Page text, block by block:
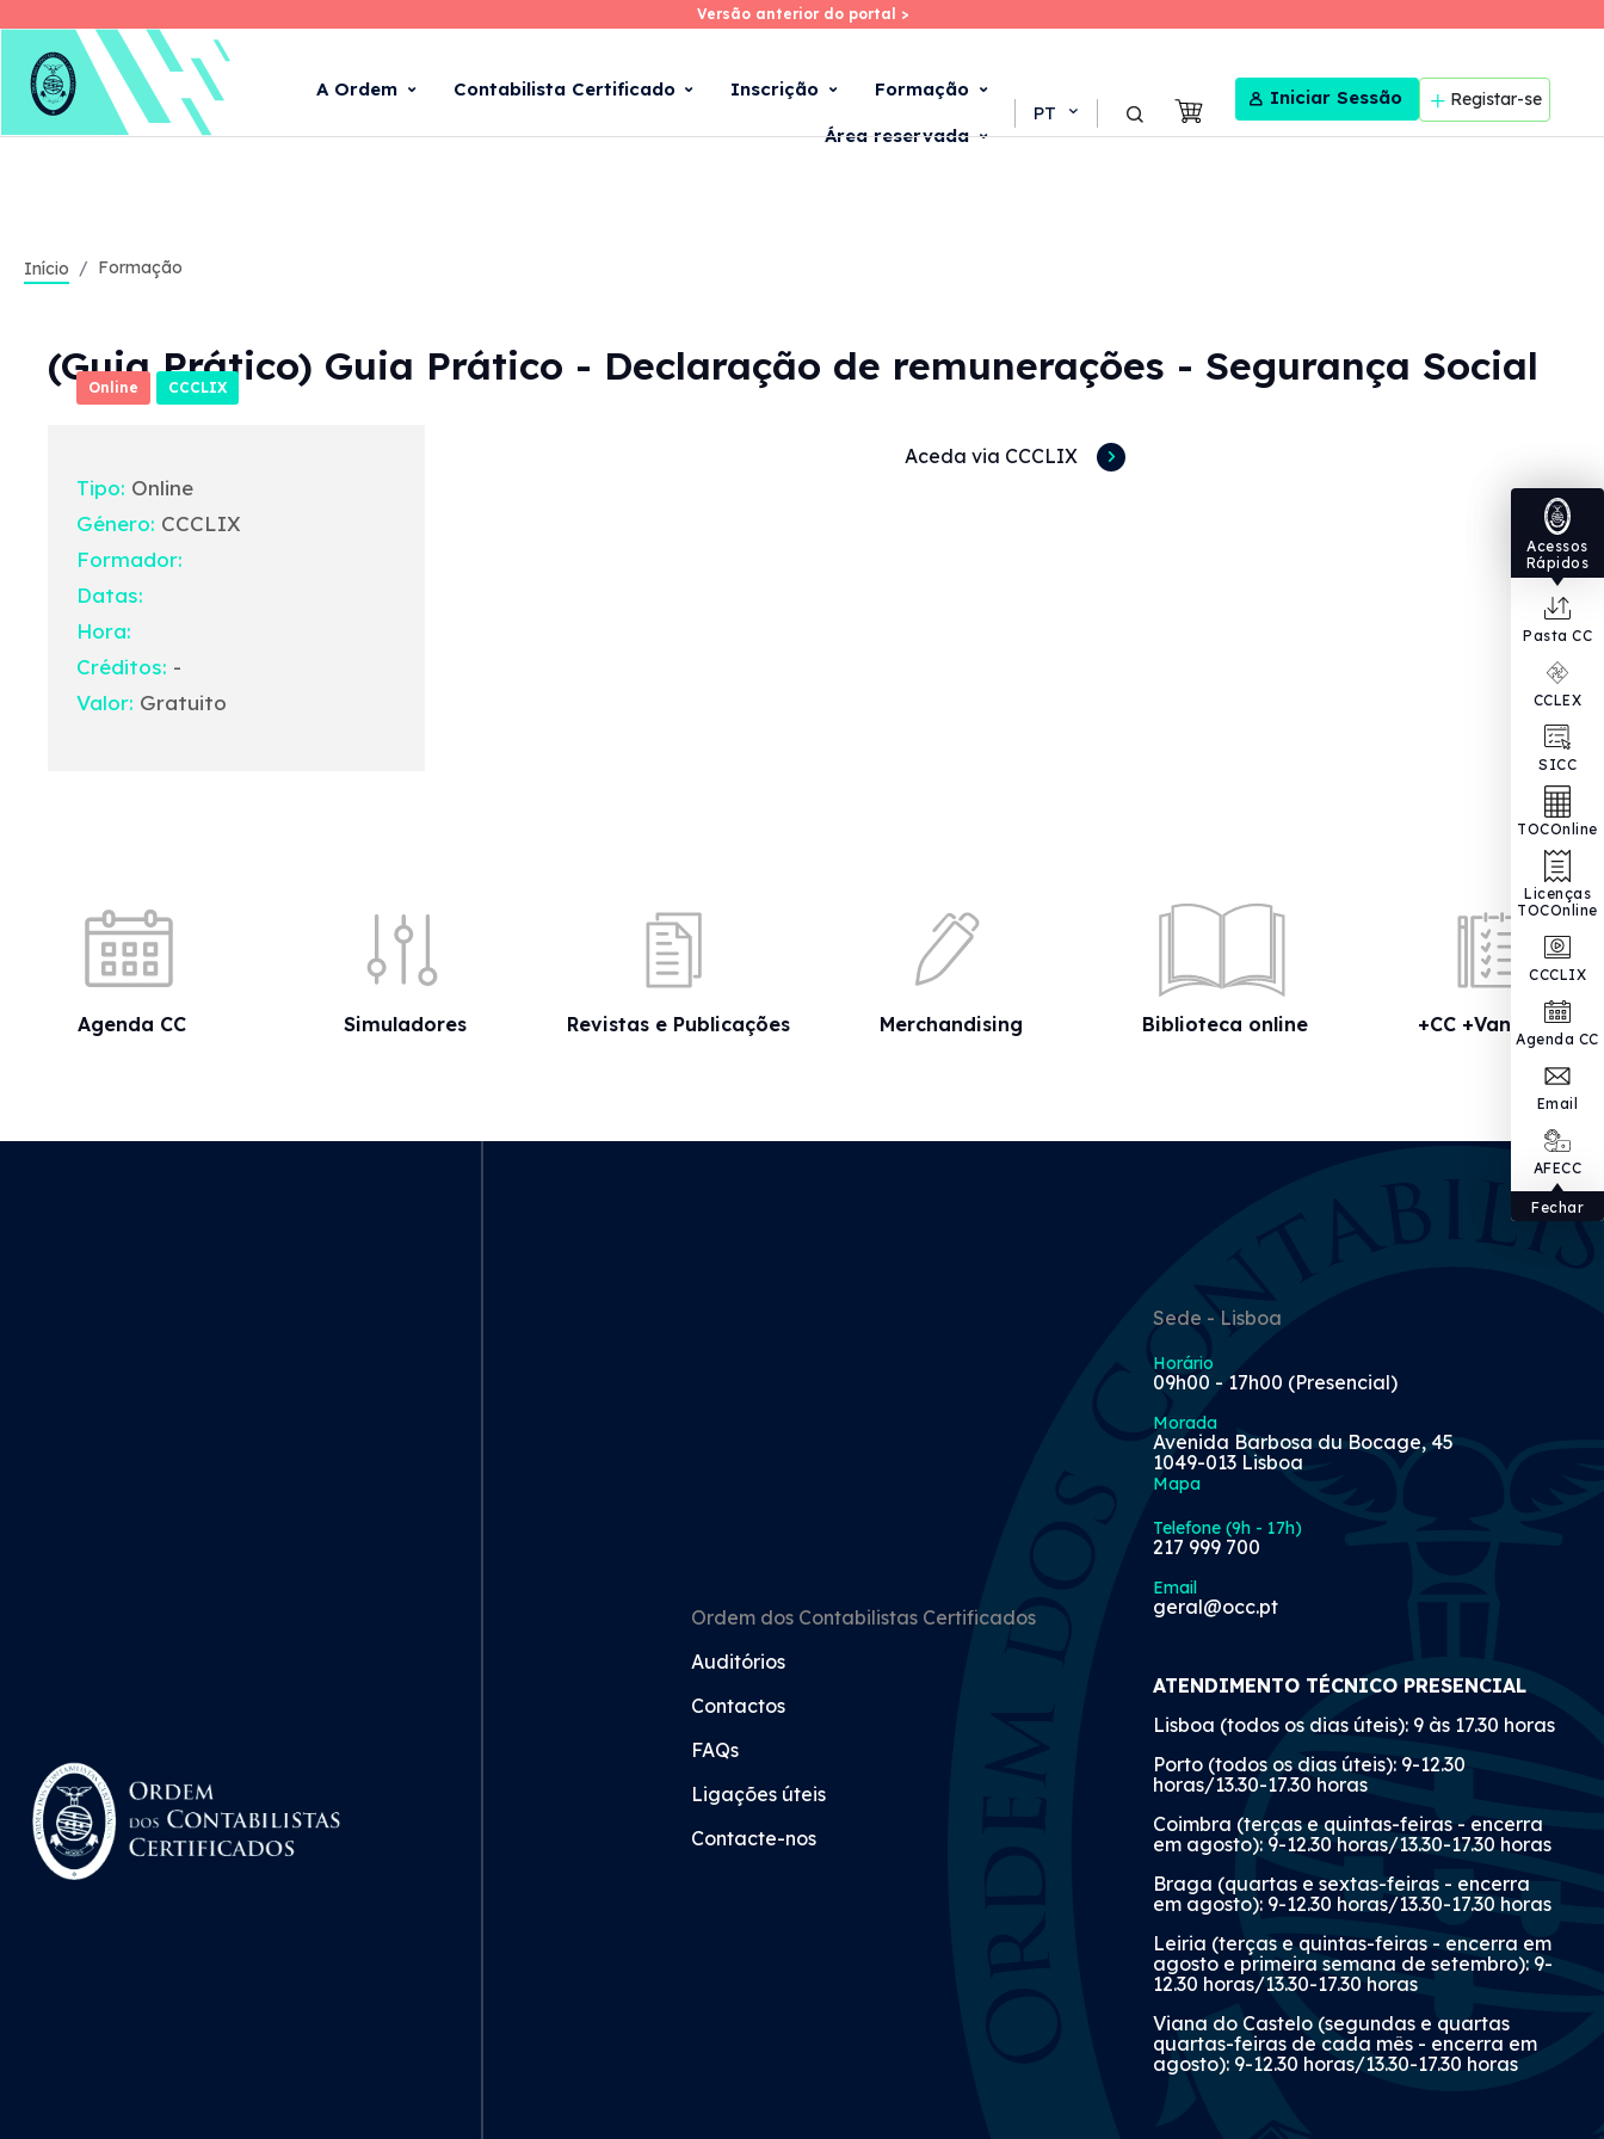
Skip
main
Versão anterior do portal >
Versão anterior do portal >
A Ordem Contabilista Certificado Inscrição Formação
Área reservada
PT User menu Registar-se
Iniciar Sessão
Acessos
Rápidos
Pasta CC
CCLEX
SICC
TOCOnline
Licenças
TOCOnline
CCCLIX
Agenda CC
Email
AFECC
Fechar
Início Formação
Online CCCLIX
(Guia Prático) Guia Prático - Declaração de remunerações - Segurança Social
Tipo: Online
Género: CCCLIX
Formador:
Datas:
Hora:
Créditos: -
Valor: Gratuito
Aceda via CCCLIX
Agenda CC Simuladores Revistas e Publicações Merchandising Biblioteca online +CC +Vantagens
Ordem dos Contabilistas Certificados
Auditórios
Contactos
FAQs
Ligações úteis
Contacte-nos
Sede - Lisboa
Horário
09h00 - 17h00 (Presencial)
Morada
Avenida Barbosa du Bocage, 45
1049-013 Lisboa
Mapa
Telefone (9h - 17h)
217 999 700
Email
geral@occ.pt
ATENDIMENTO TÉCNICO PRESENCIAL
Lisboa (todos os dias úteis): 9 às 17.30 horas
Porto (todos os dias úteis): 9-12.30
horas/13.30-17.30 horas
Coimbra (terças e quintas-feiras - encerra
em agosto): 9-12.30 horas/13.30-17.30 horas
Braga (quartas e sextas-feiras - encerra
em agosto): 9-12.30 horas/13.30-17.30 horas
Leiria (terças e quintas-feiras - encerra em
agosto e primeira semana de setembro): 9-
12.30 horas/13.30-17.30 horas
Viana do Castelo (segundas e quartas
quartas-feiras de cada mês - encerra em
agosto): 9-12.30 horas/13.30-17.30 horas